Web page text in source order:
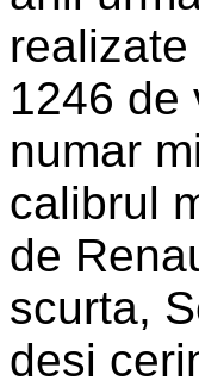
1246 de
numar
calibrul
de
scurta,
desi